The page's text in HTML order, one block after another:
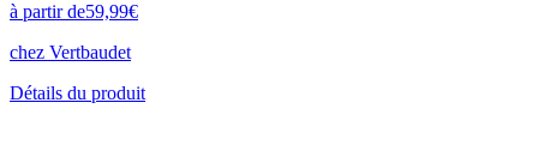
à partir de59,99€
chez Vertbaudet
Détails du produit